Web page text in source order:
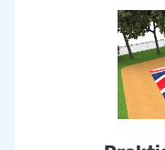
Wil je liever een
dan contact op en laat
vrijblijvend een voor
Meer dan 15.000